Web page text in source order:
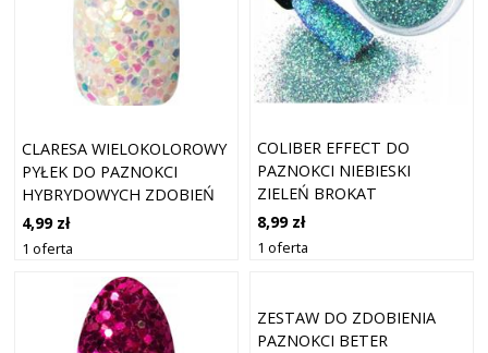
CLARESA WIELOKOLOROWY
PYŁEK DO PAZNOKCI
HYBRYDOWYCH ZDOBIEŃ
SHINING SKY 2
4,99 zł
1 oferta
COLIBER EFFECT DO
PAZNOKCI NIEBIESKI
ZIELEŃ BROKAT
8,99 zł
1 oferta
ZESTAW DO ZDOBIENIA
PAZNOKCI BETER